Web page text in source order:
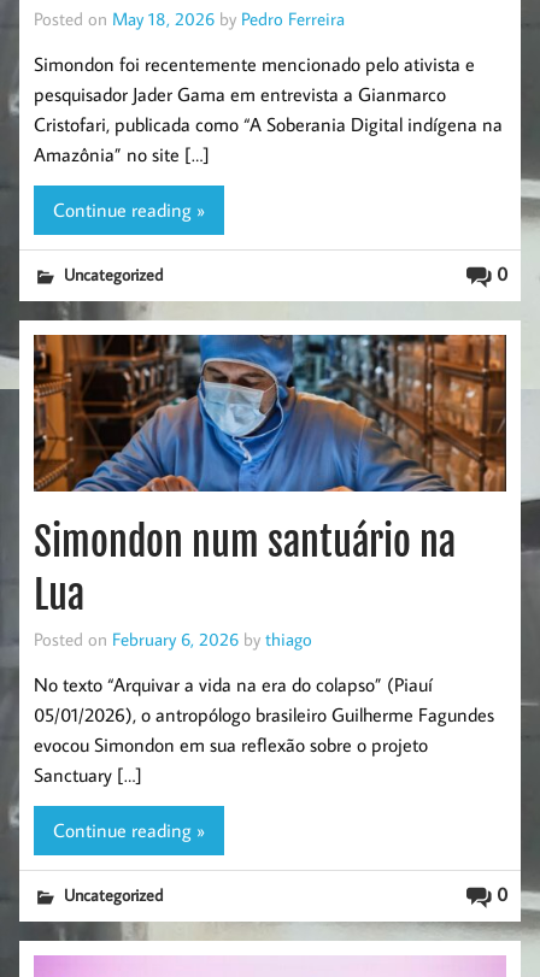
Posted on May 18, 2026 by Pedro Ferreira
Simondon foi recentemente mencionado pelo ativista e
pesquisador Jader Gama em entrevista a Gianmarco
Cristofari, publicada como “A Soberania Digital indígena na
Amazônia” no site […]
Continue reading »
0
Uncategorized
Simondon num santuário na
Lua
Posted on February 6, 2026 by thiago
No texto “Arquivar a vida na era do colapso” (Piauí
05/01/2026), o antropólogo brasileiro Guilherme Fagundes
evocou Simondon em sua reflexão sobre o projeto
Sanctuary […]
Continue reading »
0
Uncategorized